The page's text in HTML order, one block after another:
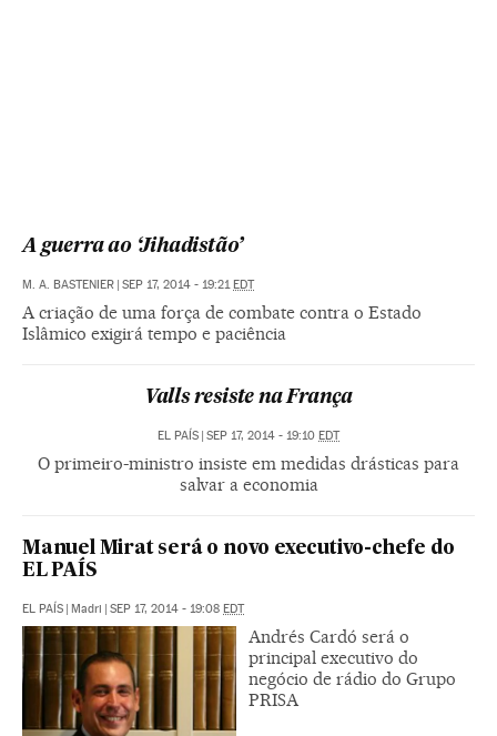
A guerra ao ‘Jihadistão’
M. A. BASTENIER SEP 17, 2014 - 19:21 EDT
A criação de uma força de combate contra o Estado
Islâmico exigirá tempo e paciência
Valls resiste na França
EL PAÍS SEP 17, 2014 - 19:10 EDT
O primeiro-ministro insiste em medidas drásticas para
salvar a economia
Manuel Mirat será o novo executivo-chefe do
EL PAÍS
EL PAÍS Madri SEP 17, 2014 - 19:08 EDT
Andrés Cardó será o
principal executivo do
negócio de rádio do Grupo
PRISA